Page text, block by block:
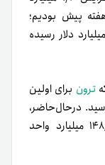
عرضه تتر در بازار در مقایسه با ۲ هفته پیش بودیم؛
ارزش بازار فعلی تتر به مرز ۱۴۶ میلیارد دلار رسیده
ترون برای اولین
میلیارد دلار رسید. درحال‌حاضر،
تعداد توکن‌های ضرب‌شده تتر هم به ۱۴۸/۵ میلیارد واحد